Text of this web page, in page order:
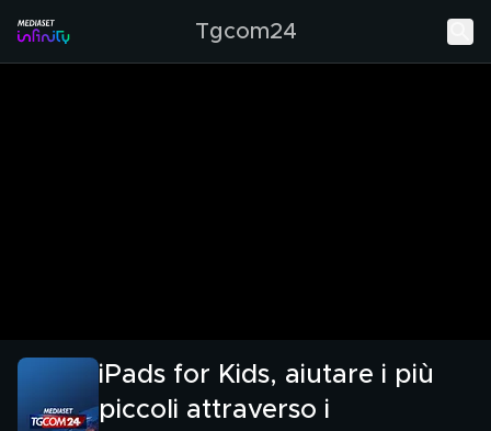
Tgcom24
iPads for Kids, aiutare i più
piccoli attraverso i